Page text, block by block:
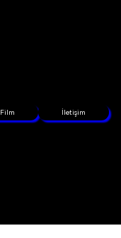
Film İletişim